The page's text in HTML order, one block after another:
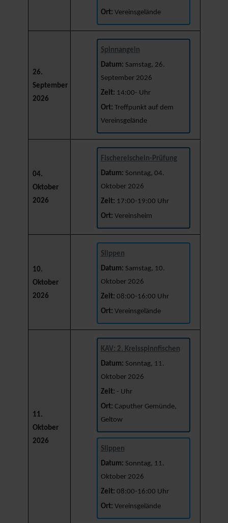
Ort: Vereinsgelände
26.
September
2026
Spinnangeln
Datum: Samstag, 26.
September 2026
Zeit: 14:00- Uhr
Ort: Treffpunkt auf dem
Vereinsgelände
04.
Oktober
2026
Fischereischein-Prüfung
Datum: Sonntag, 04.
Oktober 2026
Zeit: 17:00-19:00 Uhr
Ort: Vereinsheim
10.
Oktober
2026
Slippen
Datum: Samstag, 10.
Oktober 2026
Zeit: 08:00-16:00 Uhr
Ort: Vereinsgelände
11.
Oktober
2026
KAV: 2. Kreisspinnfischen
Datum: Sonntag, 11.
Oktober 2026
Zeit: - Uhr
Ort: Caputher Gemünde,
Geltow
Slippen
Datum: Sonntag, 11.
Oktober 2026
Zeit: 08:00-16:00 Uhr
Ort: Vereinsgelände